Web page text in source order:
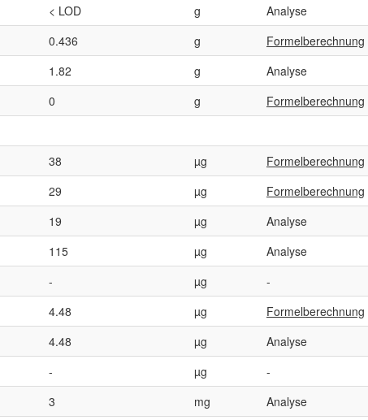
< LOD g
Analyse
0.436 g
Formelberechnung
1.82 g
Analyse
0 g
Formelberechnung
38 µg
Formelberechnung
29 µg
Formelberechnung
19 µg
Analyse
115 µg
Analyse
- µg
-
4.48 µg
Formelberechnung
4.48 µg
Analyse
- µg
-
3 mg
Analyse